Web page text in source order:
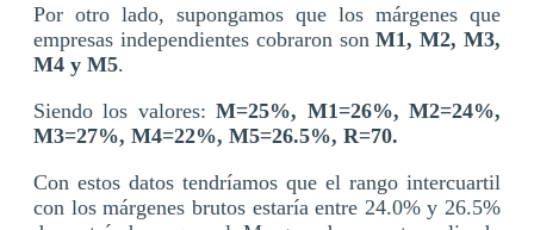
Por otro lado, supongamos que los márgenes que
empresas independientes cobraron sonM1, M2, M3,
M4 y M5.
Siendo los valores: M=25%, M1=26%, M2=24%,
M3=27%, M4=22%, M5=26.5%, R=70.
Con estos datos tendríamos que el rango intercuartil
con los márgenes brutos estaría entre 24.0% y 26.5%